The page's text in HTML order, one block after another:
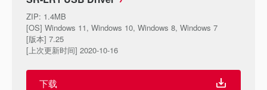
ZIP: 1.4MB
[OS] Windows 11, Windows 10, Windows 8, Windows 7
[版本] 7.25
[上次更新时间] 2020-10-16
下载